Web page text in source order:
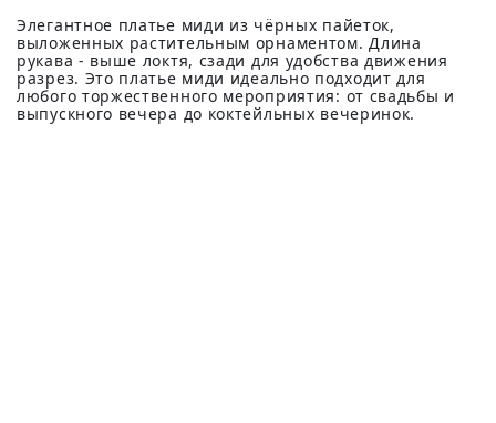
Элегантное платье миди из чёрных пайеток,
выложенных растительным орнаментом. Длина
рукава - выше локтя, сзади для удобства движения
разрез. Это платье миди идеально подходит для
любого торжественного мероприятия: от свадьбы и
выпускного вечера до коктейльных вечеринок.